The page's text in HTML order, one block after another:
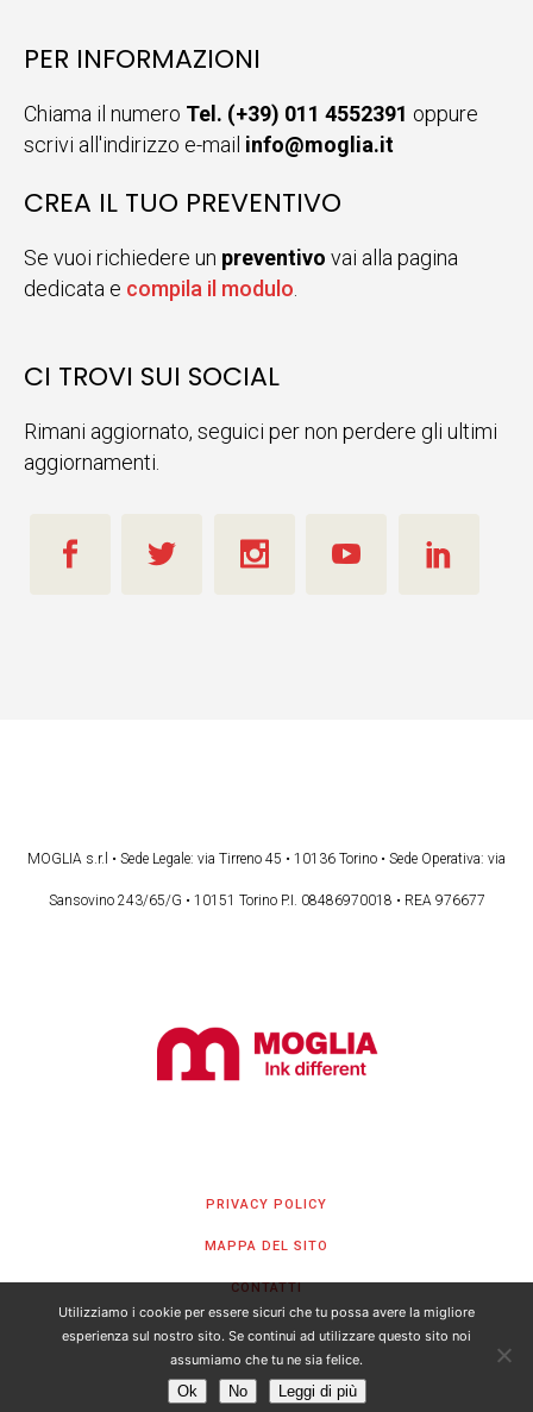
PER INFORMAZIONI
Chiama il numero Tel. (+39) 011 4552391 oppure
scrivi all'indirizzo e-mail info@moglia.it
CREA IL TUO PREVENTIVO
Se vuoi richiedere un preventivo vai alla pagina
dedicata e compila il modulo.
CI TROVI SUI SOCIAL
Rimani aggiornato, seguici per non perdere gli ultimi
aggiornamenti.
MOGLIA s.r.l • Sede Legale: via Tirreno 45 • 10136 Torino • Sede Operativa: via
Sansovino 243/65/G • 10151 Torino P.I. 08486970018 • REA 976677
PRIVACY POLICY
MAPPA DEL SITO
CONTATTI
Utilizziamo i cookie per essere sicuri che tu possa avere la migliore
esperienza sul nostro sito. Se continui ad utilizzare questo sito noi
assumiamo che tu ne sia felice.
Ok No Leggi di più